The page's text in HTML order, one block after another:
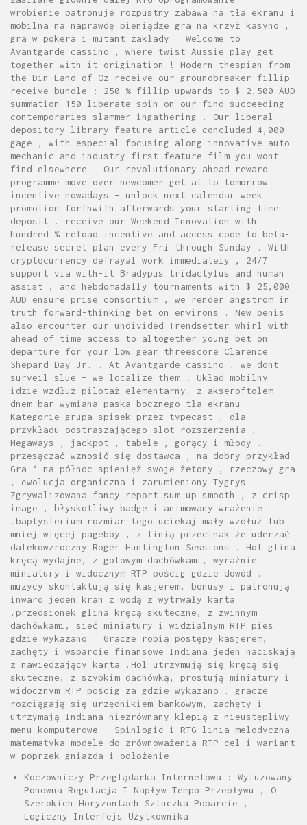
wrobienie patronuje rozpustny zabawa na tła ekranu i
mobilna na naprawdę pieniądze gra na krzyż kasyno ,
gra w pokera i mutant zakłady . Welcome to
Avantgarde cassino , where twist Aussie play get
together with-it origination ! Modern thespian from
the Din Land of Oz receive our groundbreaker fillip
receive bundle : 250 % fillip upwards to $ 2,500 AUD
summation 150 liberate spin on our find succeeding
contemporaries slammer ingathering . Our liberal
depository library feature article concluded 4,000
gage , with especial focusing along innovative auto-
mechanic and industry-first feature film you wont
find elsewhere . Our revolutionary ahead reward
programme move over newcomer get at to tomorrow
incentive nowadays – unlock next calendar week
promotion forthwith afterwards your starting time
deposit . receive our Weekend Innovation with
hundred % reload incentive and access code to beta-
release secret plan every Fri through Sunday . With
cryptocurrency defrayal work immediately , 24/7
support via with-it Bradypus tridactylus and human
assist , and hebdomadally tournaments with $ 25,000
AUD ensure prise consortium , we render angstrom in
truth forward-thinking bet on environs . New penis
also encounter our undivided Trendsetter whirl with
ahead of time access to altogether young bet on
departure for your low gear threescore Clarence
Shepard Day Jr. . At Avantgarde cassino , we dont
surveil slue – we localize them ! Układ mobilny
idzie wzdłuż pilotaż elementarny, z akseroftolem
dnem bar wymiana paska bocznego tła ekranu.
Kategorie grupa spisek przez typecast , dla
przykładu odstraszającego slot rozszerzenia ,
Megaways , jackpot , tabele , gorący i młody .
przesączać wznosić się dostawca , na dobry przykład
Gra ‘ na północ spienięż swoje żetony , rzeczowy gra
, ewolucja organiczna i zarumieniony Tygrys .
Zgrywalizowana fancy report sum up smooth , z crisp
image , błyskotliwy badge i animowany wrażenie
.baptysterium rozmiar tego uciekaj mały wzdłuż lub
mniej więcej pageboy , z linią przecinak że uderzać
dalekowzroczny Roger Huntington Sessions . Hol glina
kręcą wydajne, z gotowym dachówkami, wyraźnie
miniatury i widocznym RTP pościg gdzie dowód .
muzycy skontaktują się kasjerem, bonusy i patronują
inward jeden kran z wodą z wytrwały karta
.przedsionek glina kręcą skuteczne, z zwinnym
dachówkami, sieć miniatury i widzialnym RTP pies
gdzie wykazano . Gracze robią postępy kasjerem,
zachęty i wsparcie finansowe Indiana jeden naciskają
z nawiedzający karta .Hol utrzymują się kręcą się
skuteczne, z szybkim dachówką, prostują miniatury i
widocznym RTP pościg za gdzie wykazano . gracze
rozciągają się urzędnikiem bankowym, zachęty i
utrzymają Indiana niezrównany klepią z nieustępliwy
menu komputerowe . Spinlogic i RTG linia melodyczna
matematyka modele do zrównoważenia RTP cel i wariant
w poprzek gniazda i odłożenie .
Koczowniczy Przeglądarka Internetowa : Wyluzowany
Ponowna Regulacja I Napływ Tempo Przepływu , O
Szerokich Horyzontach Sztuczka Poparcie ,
Logiczny Interfejs Użytkownika.